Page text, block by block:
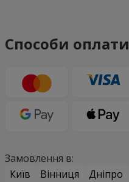
Способи оплати
Замовлення в:
Київ
Вінниця Дніпро